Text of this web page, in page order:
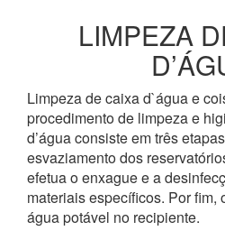
LIMPEZA
Limpeza de caixa d`água e
procedimento de limpeza e
d’água consiste em três
esvaziamento dos
efetua o enxague e a
materiais específicos. Por fim,
água potável no recipiente.